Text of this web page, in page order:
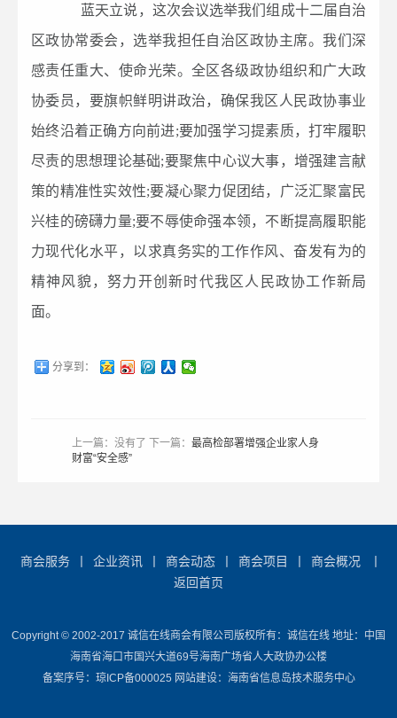
蓝天立说，这次会议选举我们组成十二届自治
区政协常委会，选举我担任自治区政协主席。我们深
感责任重大、使命光荣。全区各级政协组织和广大政
协委员，要旗帜鲜明讲政治，确保我区人民政协事业
始终沿着正确方向前进;要加强学习提素质，打牢履职
尽责的思想理论基础;要聚焦中心议大事，增强建言献
策的精准性实效性;要凝心聚力促团结，广泛汇聚富民
兴桂的磅礴力量;要不辱使命强本领，不断提高履职能
力现代化水平，以求真务实的工作作风、奋发有为的
精神风貌，努力开创新时代我区人民政协工作新局
面。
分享到：
上一篇：没有了 下一篇： 最高检部署增强企业家人身
财富“安全感”
商会服务 企业资讯 商会动态 商会项目 商会概况
返回首页
Copyright © 2002-2017 诚信在线商会有限公司版权所有：诚信在线 地址：中国
海南省海口市国兴大道69号海南广场省人大政协办公楼
备案序号：琼ICP备000025 网站建设：海南省信息岛技术服务中心